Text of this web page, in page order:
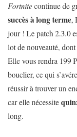
Fortnitecontinue de
succès à long terme,
jour ! Le patch 2.3.0
lot de nouveauté,
Elle vous rendra 199
bouclier, ce qui
réussir à trouver un
car elle nécessite
long.